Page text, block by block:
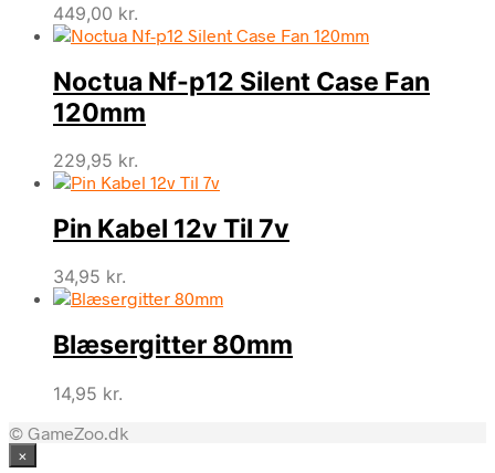
449,00 kr.
Noctua Nf-p12 Silent Case Fan
120mm
229,95 kr.
Pin Kabel 12v Til 7v
34,95 kr.
Blæsergitter 80mm
14,95 kr.
© GameZoo.dk
×